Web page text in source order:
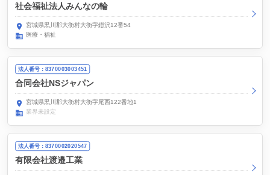
社会福祉法人みんなの輪
宮城県黒川郡大衡村大衡字鐙沢12番54
医療・福祉
法人番号：8370003003451
合同会社NSジャパン
宮城県黒川郡大衡村大衡字尾西122番地1
業界未設定
法人番号：8370002020547
有限会社渡邉工業